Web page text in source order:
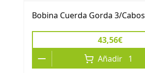
Bobina Cuerda Gorda 3/Cabos
43,56€
Añadir 1